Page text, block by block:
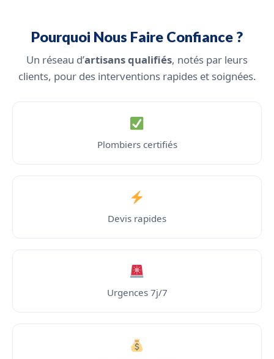
Pourquoi Nous Faire Confiance ?
Un réseau d’artisans qualifiés, notés par leurs
clients, pour des interventions rapides et soignées.
Plombiers certifiés
Devis rapides
Urgences 7j/7